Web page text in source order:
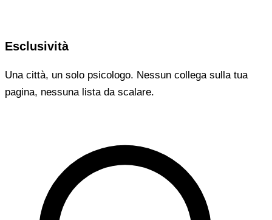
Esclusività
Una città, un solo psicologo. Nessun collega sulla tua
pagina, nessuna lista da scalare.